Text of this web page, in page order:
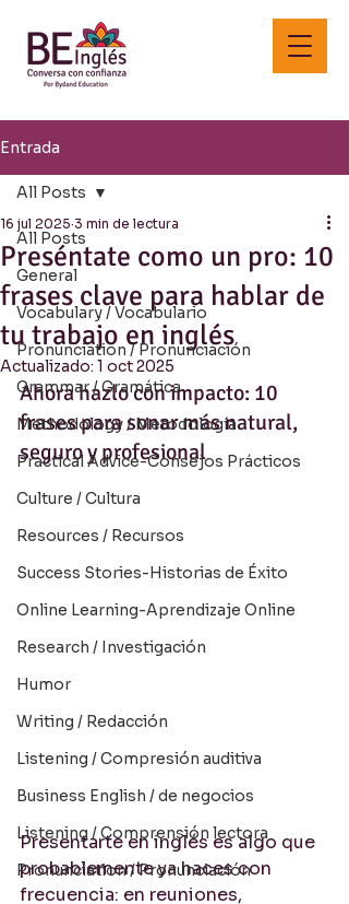
Entrada
All Posts
General
Vocabulary / Vocabulario
Pronunciation / Pronunciación
Grammar / Gramática
Methodology / Metodología
Practical Advice-Consejos Prácticos
Culture / Cultura
Resources / Recursos
Success Stories-Historias de Éxito
Online Learning-Aprendizaje Online
Research / Investigación
Humor
Writing / Redacción
Listening / Compresión auditiva
Business English / de negocios
Listening / Comprensión lectora
Pronunciation / Pronunciación
All Posts
Preséntate como un pro: 10
frases clave para hablar de
tu trabajo en inglés
16 jul 2025 3 min de lectura
Actualizado: 1 oct 2025
Ahora hazlo con impacto: 10
frases para sonar más natural,
seguro y profesional
Presentarte en inglés es algo que
probablemente ya haces con
frecuencia: en reuniones,